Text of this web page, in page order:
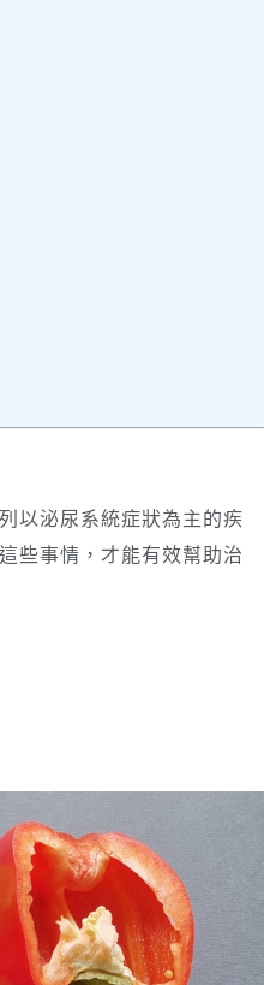
以泌尿系統症狀為主的疾
些事情，才能有效幫助治